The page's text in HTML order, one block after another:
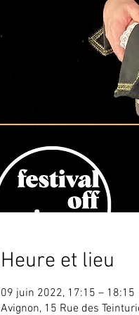
Heure et lieu
09 juin 2022, 17:15 – 18:15
Avignon, 15 Rue des